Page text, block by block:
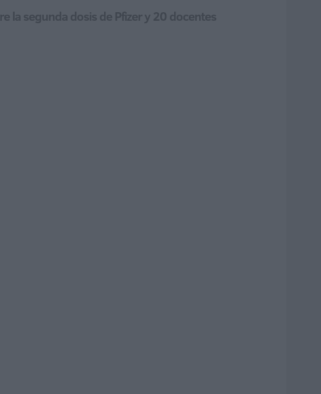
la segunda dosis de Pfizer y 20 docentes